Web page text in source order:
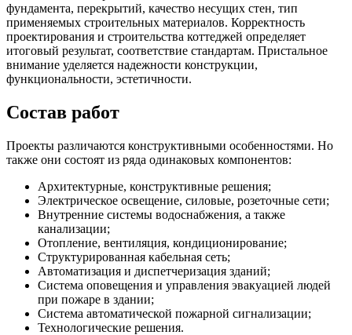
фундамента, перекрытий, качество несущих стен, тип
применяемых строительных материалов. Корректность
проектирования и строительства коттеджей определяет
итоговый результат, соответствие стандартам. Пристальное
внимание уделяется надежности конструкции,
функциональности, эстетичности.
Состав работ
Проекты различаются конструктивными особенностями. Но
также они состоят из ряда одинаковых компонентов:
Архитектурные, конструктивные решения;
Электрическое освещение, силовые, розеточные сети;
Внутренние системы водоснабжения, а также
канализации;
Отопление, вентиляция, кондиционирование;
Структурированная кабельная сеть;
Автоматизация и диспетчеризация зданий;
Система оповещения и управления эвакуацией людей
при пожаре в здании;
Система автоматической пожарной сигнализации;
Технологические решения.